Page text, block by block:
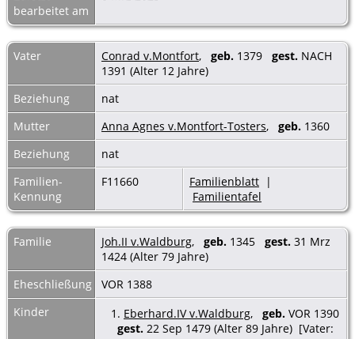
bearbeitet am
Vater Conrad v.Montfort, geb. 1379 gest. NACH
1391 (Alter 12 Jahre)
Beziehung
nat
Mutter
Anna Agnes v.Montfort-Tosters, geb. 1360
Beziehung
nat
Familien-
Kennung
F11660 Familienblatt |
Familientafel
Familie Joh.II v.Waldburg, geb. 1345 gest. 31 Mrz
1424 (Alter 79 Jahre)
Eheschließung
VOR 1388
Kinder
1. Eberhard.IV v.Waldburg, geb. VOR 1390
gest. 22 Sep 1479 (Alter 89 Jahre) [Vater: